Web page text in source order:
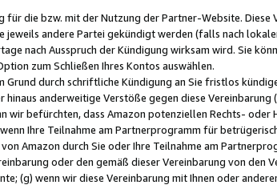
die bzw. mit der Nutzung der Partner-Website. Diese
andere Partei gekündigt werden (falls nach
nach Ausspruch der Kündigung wirksam wird. Sie
zum Schließen Ihres Kontos auswählen.
durch schriftliche Kündigung an Sie fristlos
anderweitige Verstöße gegen diese
wir befürchten, dass Amazon potenziellen Rechts-
Ihre Teilnahme am Partnerprogramm für
Amazon durch Sie oder Ihre Teilnahme am
oder den gemäß dieser Vereinbarung von
(g) wenn wir diese Vereinbarung mit Ihnen oder